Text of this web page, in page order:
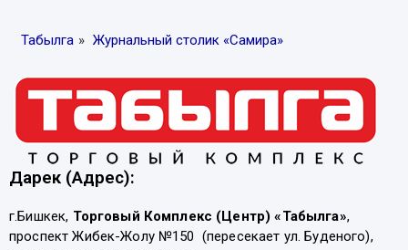
Табылга » Журнальный столик «Самира»
Дарек (Адрес):
г.Бишкек, Торговый Комплекс (Центр) «Табылга»,
проспект Жибек-Жолу №150 (пересекает ул. Буденого),